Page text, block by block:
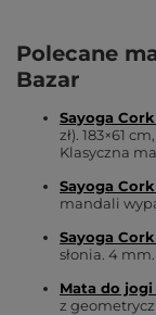
Polecane
Bazar
Sayoga
zł). 183×61
Klasyczna
Sayoga
mandali
Sayoga
słonia. 4 mm.
Mata do
z